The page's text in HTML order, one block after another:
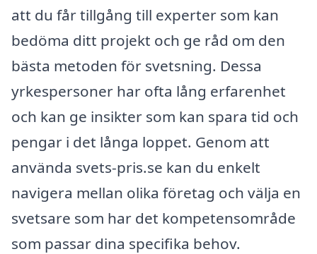
att du får tillgång till experter som kan
bedöma ditt projekt och ge råd om den
bästa metoden för svetsning. Dessa
yrkespersoner har ofta lång erfarenhet
och kan ge insikter som kan spara tid och
pengar i det långa loppet. Genom att
använda svets-pris.se kan du enkelt
navigera mellan olika företag och välja en
svetsare som har det kompetensområde
som passar dina specifika behov.